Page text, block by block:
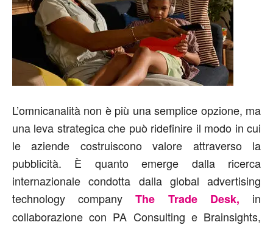
L’omnicanalità non è più una semplice opzione, ma
una leva strategica che può ridefinire il modo in cui
le aziende costruiscono valore attraverso la
pubblicità. È quanto emerge dalla ricerca
internazionale condotta dalla global advertising
technology companyThe Trade Desk, in
collaborazione con PA Consulting e Brainsights,